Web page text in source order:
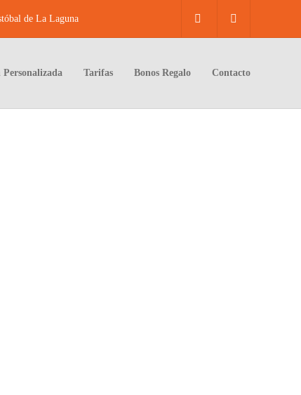
de La Laguna
Personalizada Tarifas Bonos Regalo Contacto